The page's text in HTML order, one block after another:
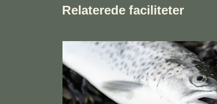
Relaterede faciliteter